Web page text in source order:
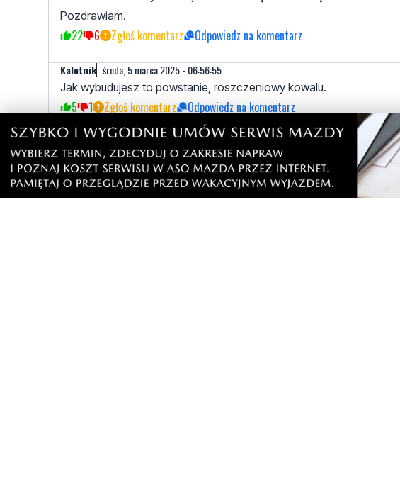
Pozdrawiam.
22 6 Zgłoś komentarz Odpowiedz na komentarz
Kaletnik środa, 5 marca 2025 - 06:56:55
Jak wybudujesz to powstanie, roszczeniowy kowalu.
5 1 Zgłoś komentarz Odpowiedz na komentarz
vwv wtorek, 4 marca 2025 - 11:26:47
W dupę niech se wsadzą te mikrohamburgery chemiczne po
20 7 Zgłoś komentarz Odpowiedz na komentarz